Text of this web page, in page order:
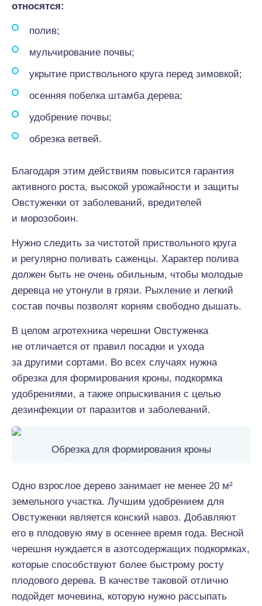
относятся:
полив;
мульчирование почвы;
укрытие приствольного круга перед зимовкой;
осенняя побелка штамба дерева;
удобрение почвы;
обрезка ветвей.
Благодаря этим действиям повысится гарантия
активного роста, высокой урожайности и защиты
Овстуженки от заболеваний, вредителей
и морозобоин.
Нужно следить за чистотой приствольного круга
и регулярно поливать саженцы. Характер полива
должен быть не очень обильным, чтобы молодые
деревца не утонули в грязи. Рыхление и легкий
состав почвы позволят корням свободно дышать.
В целом агротехника черешни Овстуженка
не отличается от правил посадки и ухода
за другими сортами. Во всех случаях нужна
обрезка для формирования кроны, подкормка
удобрениями, а также опрыскивания с целью
дезинфекции от паразитов и заболеваний.
Обрезка для формирования кроны
Одно взрослое дерево занимает не менее 20 м²
земельного участка. Лучшим удобрением для
Овстуженки является конский навоз. Добавляют
его в плодовую яму в осеннее время года. Весной
черешня нуждается в азотсодержащих подкормках,
которые способствуют более быстрому росту
плодового дерева. В качестве таковой отлично
подойдет мочевина, которую нужно рассыпать